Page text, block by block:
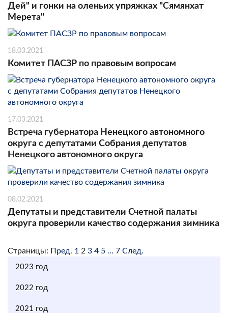
Дей" и гонки на оленьих упряжках "Сямянхат
Мерета"
18.03.2021
Комитет ПАСЗР по правовым вопросам
17.03.2021
Встреча губернатора Ненецкого автономного
округа с депутатами Собрания депутатов
Ненецкого автономного округа
08.02.2021
Депутаты и представители Счетной палаты
округа проверили качество содержания зимника
Страницы: Пред. 1 2 3 4 5 ... 7 След.
2023 год
2022 год
2021 год